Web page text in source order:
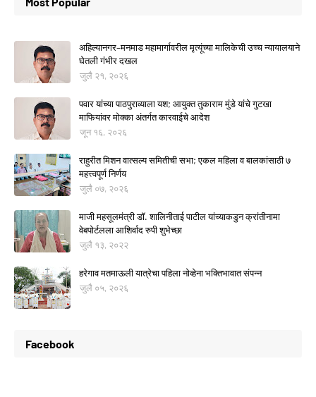
अहिल्यानगर–मनमाड महामार्गावरील मृत्यूंच्या मालिकेची उच्च न्यायालयाने
घेतली गंभीर दखल
जुलै २१, २०२६
पवार यांच्या पाठपुराव्याला यश; आयुक्त तुकाराम मुंडे यांचे गुटखा
माफियांवर मोक्का अंतर्गत कारवाईचे आदेश
जून १६, २०२६
राहुरीत मिशन वात्सल्य समितीची सभा; एकल महिला व बालकांसाठी ७
महत्त्वपूर्ण निर्णय
जुलै ०७, २०२६
माजी महसूलमंत्री डॉ. शालिनीताई पाटील यांच्याकडुन क्रांतीनामा
वेबपोर्टलला आशिर्वाद रुपी शुभेच्छा
जुलै १३, २०२२
हरेगाव मतमाऊली यात्रेचा पहिला नोव्हेना भक्तिभावात संपन्न
जुलै ०५, २०२६
Facebook